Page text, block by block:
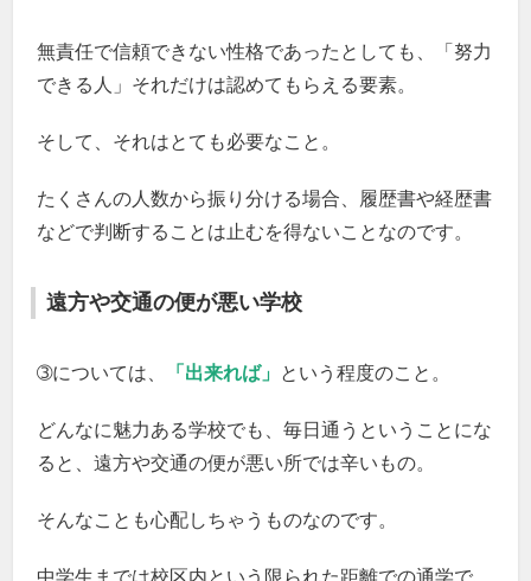
無責任で信頼できない性格であったとしても、「努力
できる人」それだけは認めてもらえる要素。
そして、それはとても必要なこと。
たくさんの人数から振り分ける場合、履歴書や経歴書
などで判断することは止むを得ないことなのです。
遠方や交通の便が悪い学校
➂については、 「出来れば」 という程度のこと。
どんなに魅力ある学校でも、毎日通うということにな
ると、遠方や交通の便が悪い所では辛いもの。
そんなことも心配しちゃうものなのです。
中学生までは校区内という限られた距離での通学で、